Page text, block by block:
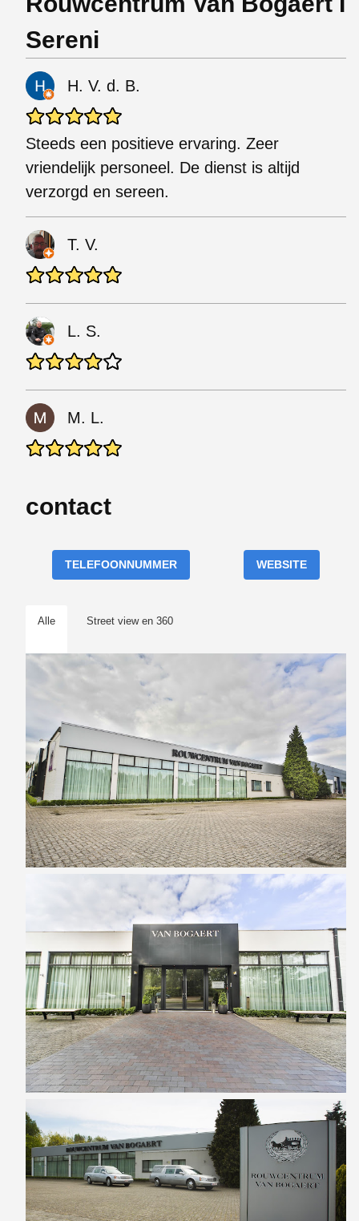
Sereni
H. V. d. B.
Steeds een positieve ervaring. Zeer
vriendelijk personeel. De dienst is altijd
verzorgd en sereen.
T. V.
L. S.
M. L.
contact
TELEFOONNUMMER WEBSITE
Alle Street view en 360